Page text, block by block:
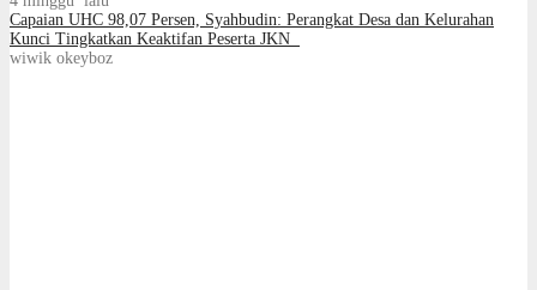
Capaian UHC 98,07 Persen, Syahbudin: Perangkat Desa dan Kelurahan
Kunci Tingkatkan Keaktifan Peserta JKN
wiwik okeyboz